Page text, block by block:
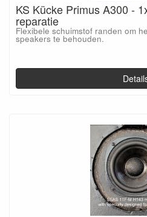
KS Kücke Primus A300 -
reparatie
Flexibele schuimstof randen om
speakers te behouden.